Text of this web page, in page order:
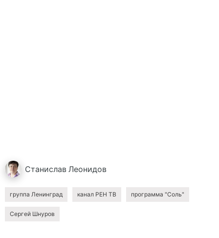
Станислав Леонидов
группа Ленинград канал РЕН ТВ программа "Соль"
Сергей Шнуров